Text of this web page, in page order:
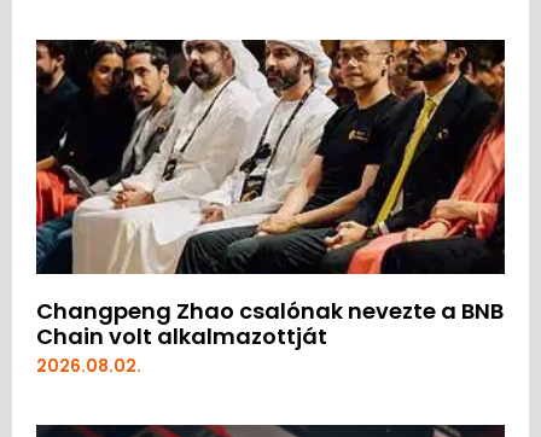
Changpeng Zhao csalónak nevezte a BNB
Chain volt alkalmazottját
2026.08.02.